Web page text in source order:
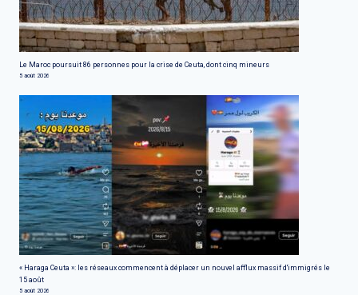
Le Maroc poursuit 86 personnes pour la crise de Ceuta, dont cinq mineurs
5 août 2026
« Haraga Ceuta »: les réseaux commencent à déplacer un nouvel afflux massif d'immigrés le
15 août
5 août 2026